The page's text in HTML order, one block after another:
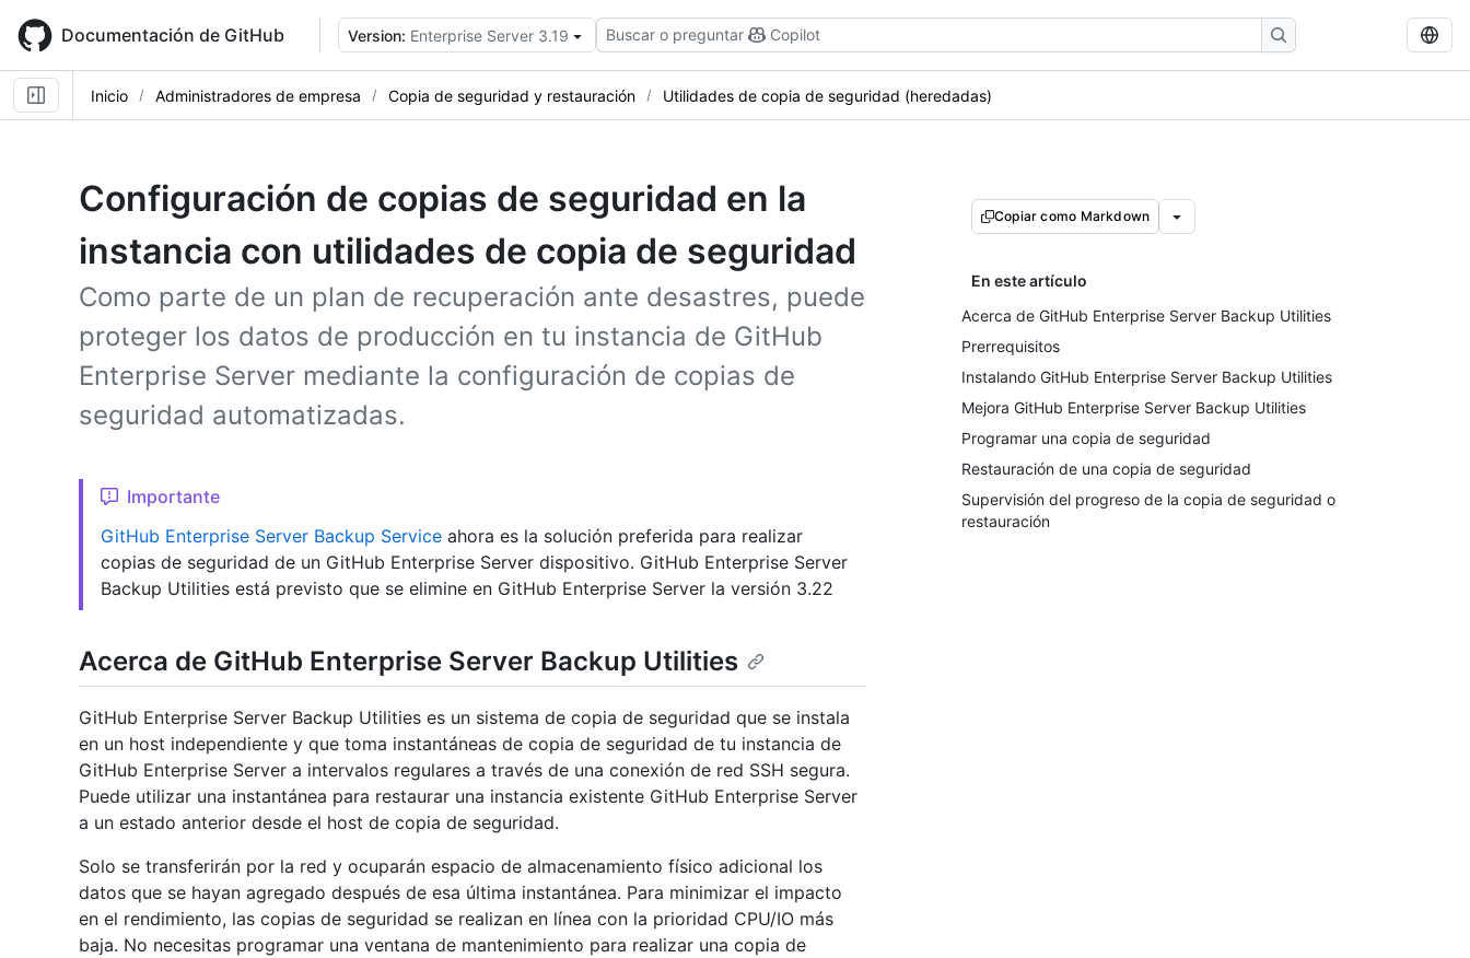
main
content
Documentación de GitHub Version: Enterprise Server 3.19 Buscar o preguntar Copilot
Inicio Administradores de empresa Copia de seguridad y restauración Utilidades de copia de seguridad (heredadas)
Configuración de copias de seguridad en la
instancia con utilidades de copia de seguridad
Como parte de un plan de recuperación ante desastres, puede
proteger los datos de producción en tu instancia de GitHub
Enterprise Server mediante la configuración de copias de
seguridad automatizadas.
Copiar como Markdown
En este artículo
Acerca de GitHub Enterprise Server Backup Utilities
Prerrequisitos
Instalando GitHub Enterprise Server Backup Utilities
Mejora GitHub Enterprise Server Backup Utilities
Programar una copia de seguridad
Restauración de una copia de seguridad
Supervisión del progreso de la copia de seguridad o
restauración
Importante
GitHub Enterprise Server Backup Service ahora es la solución preferida para realizar
copias de seguridad de un GitHub Enterprise Server dispositivo. GitHub Enterprise Server
Backup Utilities está previsto que se elimine en GitHub Enterprise Server la versión 3.22
Acerca de GitHub Enterprise Server Backup Utilities
GitHub Enterprise Server Backup Utilities es un sistema de copia de seguridad que se instala
en un host independiente y que toma instantáneas de copia de seguridad de tu instancia de
GitHub Enterprise Server a intervalos regulares a través de una conexión de red SSH segura.
Puede utilizar una instantánea para restaurar una instancia existente GitHub Enterprise Server
a un estado anterior desde el host de copia de seguridad.
Solo se transferirán por la red y ocuparán espacio de almacenamiento físico adicional los
datos que se hayan agregado después de esa última instantánea. Para minimizar el impacto
en el rendimiento, las copias de seguridad se realizan en línea con la prioridad CPU/IO más
baja. No necesitas programar una ventana de mantenimiento para realizar una copia de